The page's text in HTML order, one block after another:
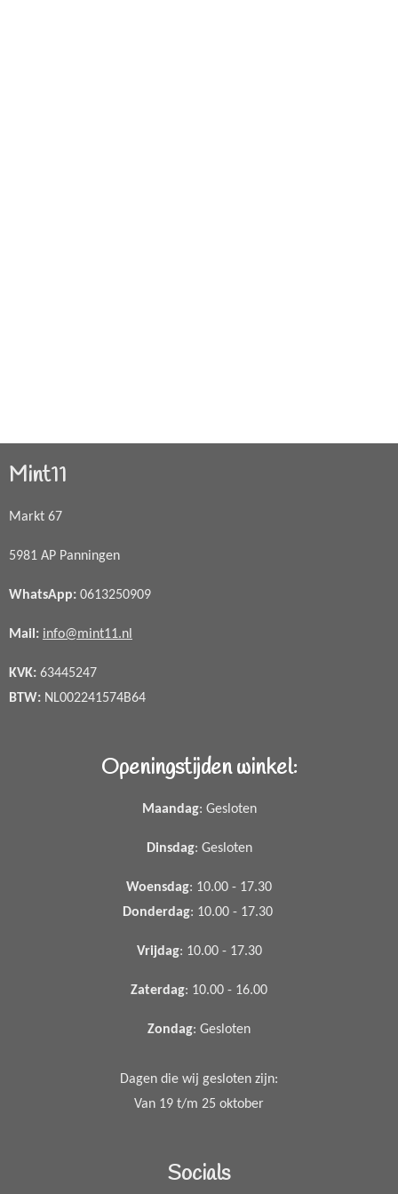
Mint11
Markt 67
5981 AP Panningen
WhatsApp: 0613250909
Mail: info@mint11.nl
KVK: 63445247
BTW: NL002241574B64
Openingstijden winkel:
Maandag: Gesloten
Dinsdag: Gesloten
Woensdag: 10.00 - 17.30
Donderdag: 10.00 - 17.30
Vrijdag: 10.00 - 17.30
Zaterdag: 10.00 - 16.00
Zondag: Gesloten
Dagen die wij gesloten zijn:
Van 19 t/m 25 oktober
Socials